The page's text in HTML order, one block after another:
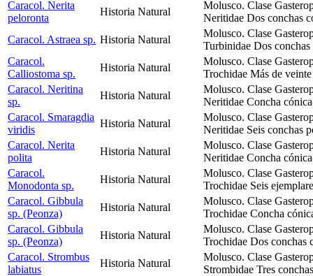
Caracol. Nerita
peloronta
Historia Natural
Molusco. Clase
Neritidae Dos conchas
Caracol. Astraea sp. Historia Natural
Molusco. Clase
Turbinidae Dos
Caracol.
Calliostoma sp.
Historia Natural
Molusco. Clase
Trochidae Más de
Caracol. Neritina
sp.
Historia Natural
Molusco. Clase
Neritidae Concha
Caracol. Smaragdia
viridis
Historia Natural
Molusco. Clase
Neritidae Seis conchas
Caracol. Nerita
polita
Historia Natural
Molusco. Clase
Neritidae Concha
Caracol.
Monodonta sp.
Historia Natural
Molusco. Clase
Trochidae Seis
Caracol. Gibbula
sp. (Peonza)
Historia Natural
Molusco. Clase
Trochidae Concha
Caracol. Gibbula
sp. (Peonza)
Historia Natural
Molusco. Clase
Trochidae Dos conchas
Caracol. Strombus
labiatus
Historia Natural
Molusco. Clase
Strombidae Tres